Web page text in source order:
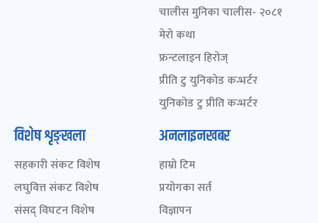
चालीस मुनिका चालीस- २०८१
मेरो कथा
फ्रन्टलाइन हिरोज्
प्रीति टु युनिकोड कन्भर्टर
युनिकोड टु प्रीति कन्भर्टर
विशेष शृङ्खला
सहकारी संकट विशेष
लघुवित्त संकट विशेष
संसद् विघटन विशेष
अनलाइनखबर
हाम्रो टिम
प्रयोगका सर्त
विज्ञापन